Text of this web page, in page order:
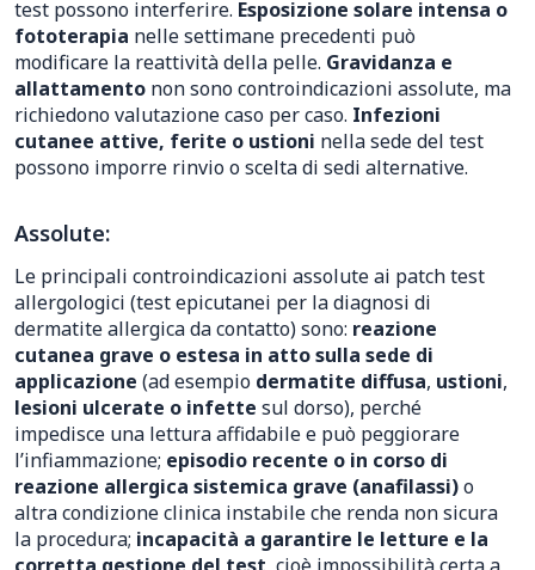
test possono interferire. Esposizione solare intensa o
fototerapia nelle settimane precedenti può
modificare la reattività della pelle. Gravidanza e
allattamento non sono controindicazioni assolute, ma
richiedono valutazione caso per caso. Infezioni
cutanee attive, ferite o ustioni nella sede del test
possono imporre rinvio o scelta di sedi alternative.
Assolute:
Le principali controindicazioni assolute ai patch test
allergologici (test epicutanei per la diagnosi di
dermatite allergica da contatto) sono: reazione
cutanea grave o estesa in atto sulla sede di
applicazione (ad esempio dermatite diffusa, ustioni,
lesioni ulcerate o infette sul dorso), perché
impedisce una lettura affidabile e può peggiorare
l’infiammazione; episodio recente o in corso di
reazione allergica sistemica grave (anafilassi)o
altra condizione clinica instabile che renda non sicura
la procedura; incapacità a garantire le letture e la